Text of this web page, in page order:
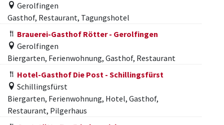
Gerolfingen
Gasthof, Restaurant, Tagungshotel
Brauerei-Gasthof Rötter - Gerolfingen
Gerolfingen
Biergarten, Ferienwohnung, Gasthof, Restaurant
Hotel-Gasthof Die Post - Schillingsfürst
Schillingsfürst
Biergarten, Ferienwohnung, Hotel, Gasthof,
Restaurant, Pilgerhaus